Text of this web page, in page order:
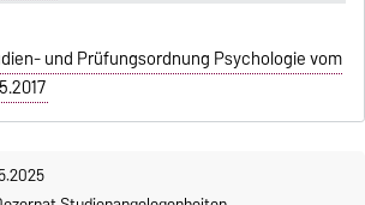
und Prüfungsordnung Psychologie vom